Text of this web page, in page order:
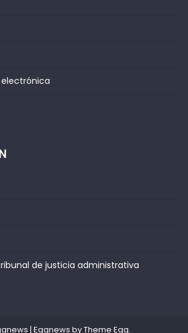
de justicia administrativa
| Eggnews byTheme Egg.